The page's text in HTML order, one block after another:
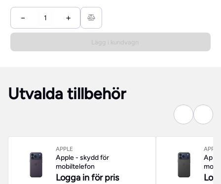
− +
Lägg i kundvagn
Utvalda tillbehör
APPLE
Apple - skydd för
mobiltelefon
Logga in för pris
APPLE